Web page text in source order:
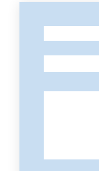
-